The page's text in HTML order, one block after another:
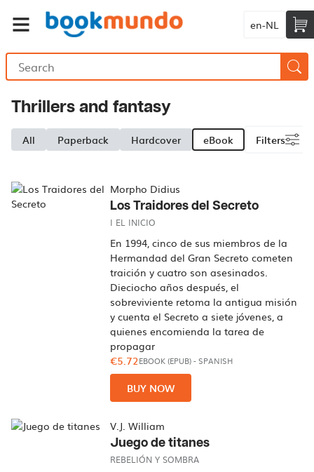
en-NL
Thrillers and fantasy
All Paperback Hardcover eBook Filters
Morpho Didius
Los Traidores del Secreto
I EL INICIO
En 1994, cinco de sus miembros de la
Hermandad del Gran Secreto cometen
traición y cuatro son asesinados.
Dieciocho años después, el
sobreviviente retoma la antigua misión
y cuenta el Secreto a siete jóvenes, a
quienes encomienda la tarea de
propagar
€5.72EBOOK (EPUB)-SPANISH
BUY NOW
V.J. William
Juego de titanes
REBELIÓN Y SOMBRA